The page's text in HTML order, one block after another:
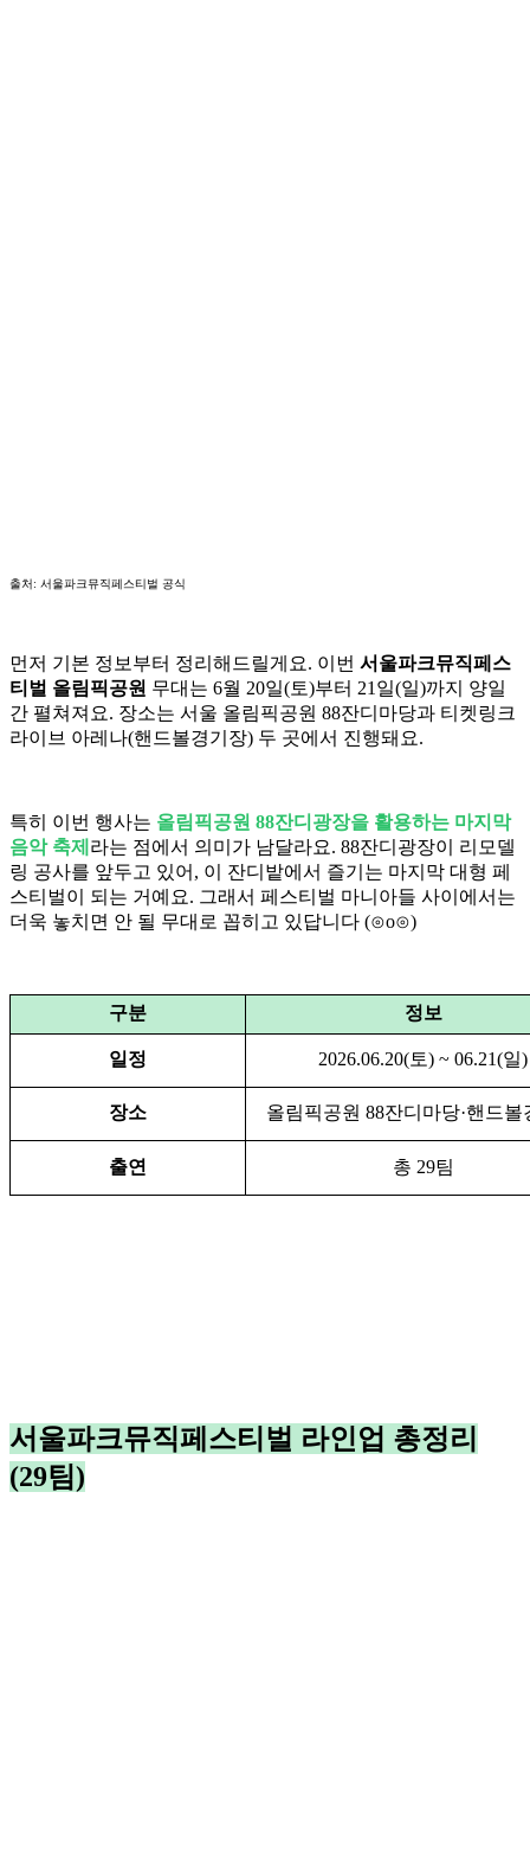
출처: 서울파크뮤직페스티벌 공식
먼저 기본 정보부터 정리해드릴게요. 이번 서울파크뮤직페스
티벌 올림픽공원 무대는 6월 20일(토)부터 21일(일)까지 양일
간 펼쳐져요. 장소는 서울 올림픽공원 88잔디마당과 티켓링크
라이브 아레나(핸드볼경기장) 두 곳에서 진행돼요.
특히 이번 행사는 올림픽공원 88잔디광장을 활용하는 마지막
음악 축제 라는 점에서 의미가 남달라요. 88잔디광장이 리모델
링 공사를 앞두고 있어, 이 잔디밭에서 즐기는 마지막 대형 페
스티벌이 되는 거예요. 그래서 페스티벌 마니아들 사이에서는
더욱 놓치면 안 될 무대로 꼽히고 있답니다 (⊙o⊙)
구분 정보
일정 2026.06.20(토) ~ 06.21(일)
장소 올림픽공원 88잔디마당·핸드볼
출연 총 29팀
서울파크뮤직페스티벌 라인업 총정리
(29팀)